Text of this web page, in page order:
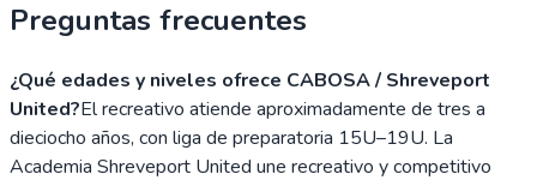
Preguntas frecuentes
¿Qué edades y niveles ofrece CABOSA / Shreveport
United?El recreativo atiende aproximadamente de tres a
dieciocho años, con liga de preparatoria 15U–19U. La
Academia Shreveport United une recreativo y competitivo